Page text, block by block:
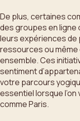
De plus, certaines
des groupes en
leurs expériences de
ressources ou
ensemble. Ces
sentiment
votre parcours
essentiel lorsque
comme Paris.